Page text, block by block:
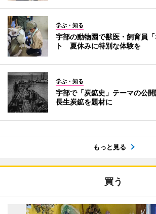
学ぶ・知る
宇部の動物園で獣医・飼育員
ト 夏休みに特別な体験を
学ぶ・知る
宇部で「炭鉱史」テーマの公
長生炭鉱を題材に
もっと見る
買う